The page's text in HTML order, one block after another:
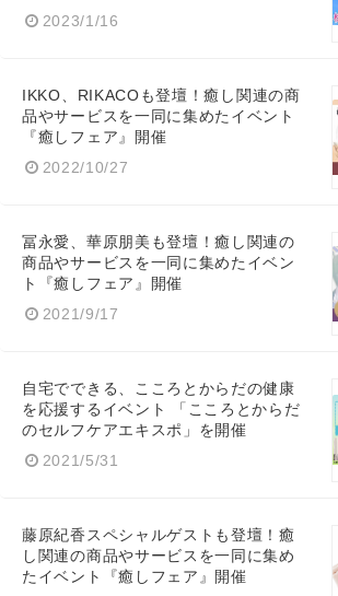
2023/1/16
IKKO、RIKACOも登壇！癒し関連の商
品やサービスを一同に集めたイベント
『癒しフェア』開催
2022/10/27
冨永愛、華原朋美も登壇！癒し関連の
商品やサービスを一同に集めたイベン
ト『癒しフェア』開催
2021/9/17
自宅でできる、こころとからだの健康
を応援するイベント 「こころとからだ
のセルフケアエキスポ」を開催
2021/5/31
藤原紀香スペシャルゲストも登壇！癒
し関連の商品やサービスを一同に集め
たイベント『癒しフェア』開催